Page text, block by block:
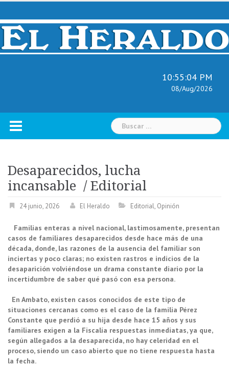
Skip
content
10:55:05 PM
08/Aug/2026
Buscar:
Desaparecidos, lucha
incansable / Editorial
24 junio, 2026 El Heraldo Editorial, Opinión
Familias enteras a nivel nacional, lastimosamente, presentan
casos de familiares desaparecidos desde hace más de una
década, donde, las razones de la ausencia del familiar son
inciertas y poco claras; no existen rastros e indicios de la
desaparición volviéndose un drama constante diario por la
incertidumbre de saber qué pasó con esa persona.
En Ambato, existen casos conocidos de este tipo de
situaciones cercanas como es el caso de la familia Pérez
Constante que perdió a su hija desde hace 15 años y sus
familiares exigen a la Fiscalía respuestas inmediatas, ya que,
según allegados a la desaparecida, no hay celeridad en el
proceso, siendo un caso abierto que no tiene respuesta hasta
la fecha.